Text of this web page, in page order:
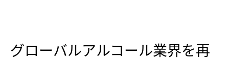
グローバルアルコール業界を再